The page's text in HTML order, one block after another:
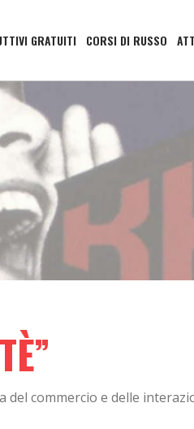
GRATUITI CORSI DI RUSSO
commercio e delle